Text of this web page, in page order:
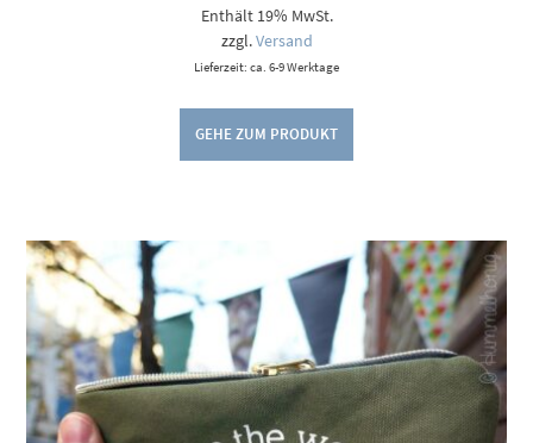
bis
Enthält 19% MwSt.
zzgl.Versand
Lieferzeit: ca. 6-9 Werktage
GEHE ZUM PRODUKT